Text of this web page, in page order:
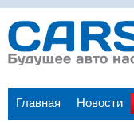
Главная Новости